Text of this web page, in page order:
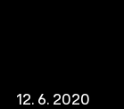
12. 6. 2020